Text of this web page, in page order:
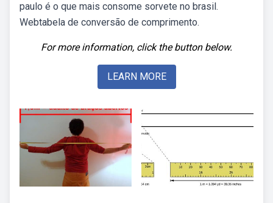
paulo é o que mais consome sorvete no brasil.
Webtabela de conversão de comprimento.
For more information, click the button below.
LEARN MORE